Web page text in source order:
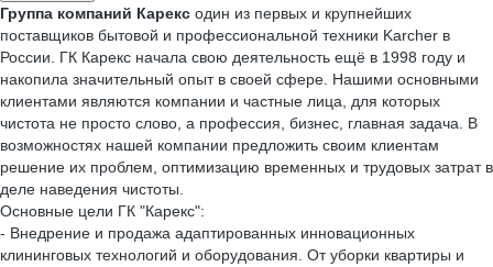
Группа компаний Карекс один из первых и крупнейших
поставщиков бытовой и профессиональной техники Karcher в
России. ГК Карекс начала свою деятельность ещё в 1998 году и
накопила значительный опыт в своей сфере. Нашими основными
клиентами являются компании и частные лица, для которых
чистота не просто слово, а профессия, бизнес, главная задача. В
возможностях нашей компании предложить своим клиентам
решение их проблем, оптимизацию временных и трудовых затрат в
деле наведения чистоты.
Основные цели ГК "Карекс":
- Внедрение и продажа адаптированных инновационных
клининговых технологий и оборудования. От уборки квартиры и